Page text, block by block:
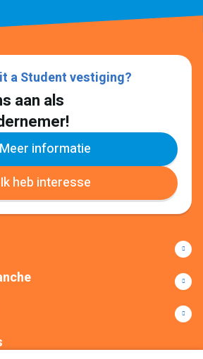
a Student vestiging?
aan als
Meer informatie
Ik heb interesse